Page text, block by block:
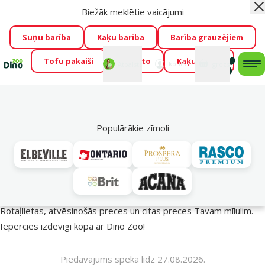
Visu mēnesi Dino Zoo piedāvā lieliskas cenas mīluļu TOP
barībām! 🍖→Skatīt piedāvājumu!
Fotokonkurss “GADA ŪSAIŅI”!
Varbūt tieši Tavs mīlulis
būs 2027. gada zvaigzne
→Piedalīties
Mans
konts
Biežāk meklētie vaicājumi
Suņu barība Kaķu barība Barība grauzējiem
Tofu pakaiši Foresto Kaķu mājas
Populārākie zīmoli
Vasara turpinās – atlaides katrai gaumei!
Rotaļlietas, atvēsinošās preces un citas preces Tavam mīlulim.
Iepērcies izdevīgi kopā ar Dino Zoo!
Piedāvājums spēkā līdz 27.08.2026.